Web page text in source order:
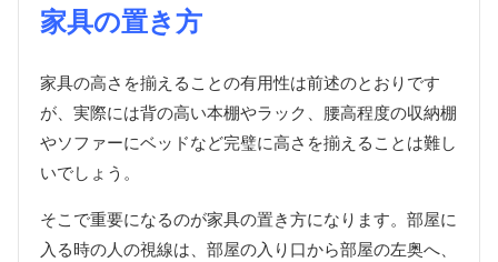
家具の置き方
家具の高さを揃えることの有用性は前述のとおりです
が、実際には背の高い本棚やラック、腰高程度の収納棚
やソファーにベッドなど完璧に高さを揃えることは難し
いでしょう。
そこで重要になるのが家具の置き方になります。部屋に
入る時の人の視線は、部屋の入り口から部屋の左奥へ、